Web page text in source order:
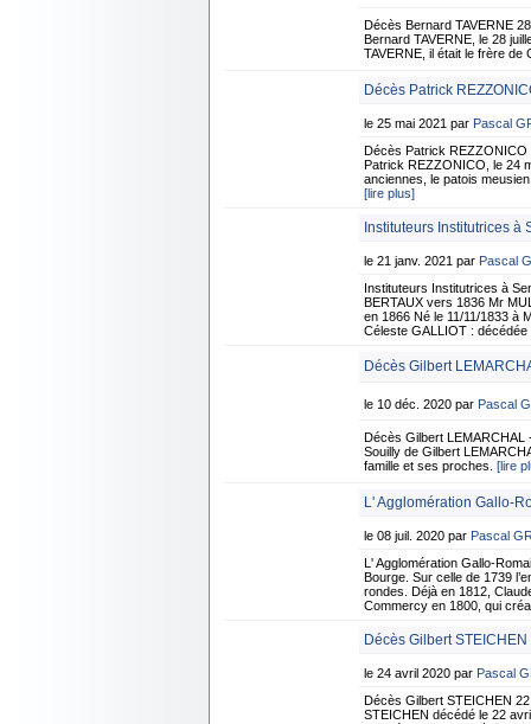
Décès Bernard TAVERNE
Bernard TAVERNE, le 28
TAVERNE, il était le frère
Décès Patrick
le 25 mai 2021 par Pascal
Décès Patrick REZZONICO
Patrick REZZONICO, le 24
anciennes, le patois
[lire plus]
Instituteurs Institutrices à
le 21 janv. 2021 par Pascal
Instituteurs Institutrices à
BERTAUX vers 1836 Mr
en 1866 Né le 11/11/1833 à
Céleste GALLIOT :
Décès Gilbert
le 10 déc. 2020 par Pascal
Décès Gilbert
Souilly de Gilbert
famille et ses proches. [lire
L' Agglomération Gallo-
le 08 juil. 2020 par Pascal
L' Agglomération Gallo-
Bourge. Sur celle de 1739
rondes. Déjà en 1812,
Commercy en 1800, qui
Décès Gilbert
le 24 avril 2020 par Pascal
Décès Gilbert STEICHEN
STEICHEN décédé le 22